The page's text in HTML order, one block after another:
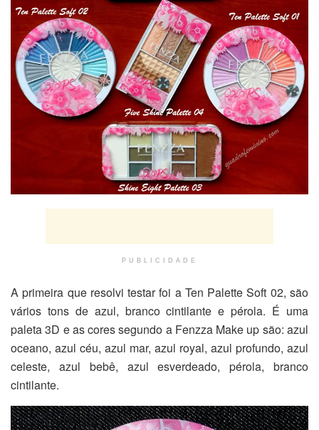
PUBLICIDADE
A primeira que resolvi testar foi a Ten Palette Soft 02, são
vários tons de azul, branco cintilante e pérola. É uma
paleta 3D e as cores segundo a Fenzza Make up são: azul
oceano, azul céu, azul mar, azul royal, azul profundo, azul
celeste, azul bebê, azul esverdeado, pérola, branco
cintilante.